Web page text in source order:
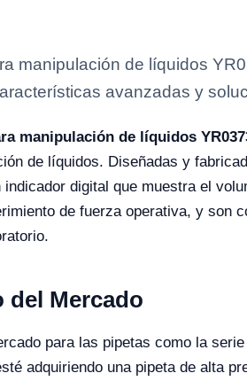
manipulación de líquidos
avanzadas y
manipulación de líquidos
de líquidos. Diseñadas y
indicador digital que muestra el
de fuerza operativa, y son
del Mercado
para las pipetas como la
adquiriendo una pipeta de alta